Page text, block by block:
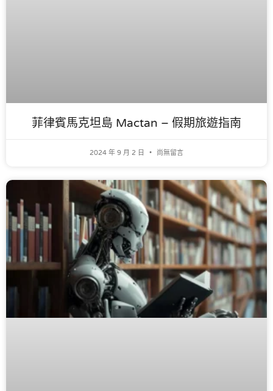
菲律賓馬克坦島 Mactan – 假期旅遊指南
2024 年 9 月 2 日 尚無留言